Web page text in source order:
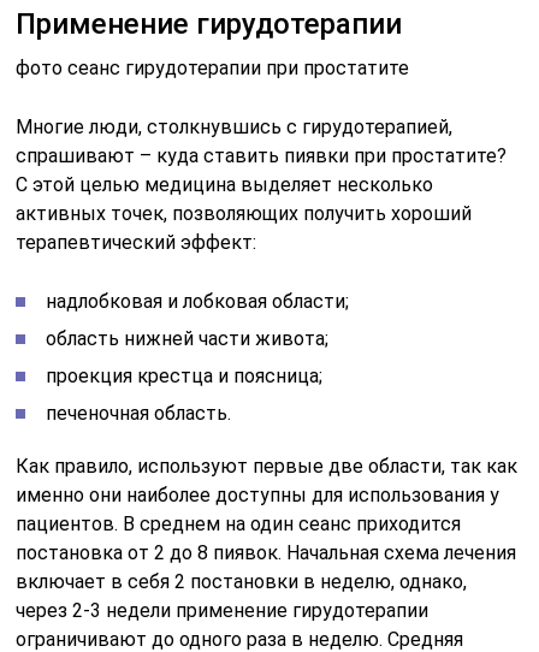
Применение гирудотерапии
фото сеанс гирудотерапии при простатите
Многие люди, столкнувшись с гирудотерапией,
спрашивают – куда ставить пиявки при простатите?
С этой целью медицина выделяет несколько
активных точек, позволяющих получить хороший
терапевтический эффект:
надлобковая и лобковая области;
область нижней части живота;
проекция крестца и поясница;
печеночная область.
Как правило, используют первые две области, так как
именно они наиболее доступны для использования у
пациентов. В среднем на один сеанс приходится
постановка от 2 до 8 пиявок. Начальная схема лечения
включает в себя 2 постановки в неделю, однако,
через 2-3 недели применение гирудотерапии
ограничивают до одного раза в неделю. Средняя